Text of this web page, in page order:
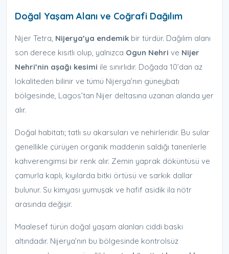
Doğal Yaşam Alanı ve Coğrafi Dağılım
Nijer Tetra, Nijerya’ya endemik bir türdür. Dağılım alanı
son derece kısıtlı olup, yalnızca Ogun Nehri ve Nijer
Nehri’nin aşağı kesimi ile sınırlıdır. Doğada 10’dan az
lokaliteden bilinir ve tümü Nijerya’nın güneybatı
bölgesinde, Lagos’tan Nijer deltasına uzanan alanda yer
alır.
Doğal habitatı; tatlı su akarsuları ve nehirleridir. Bu sular
genellikle çürüyen organik maddenin saldığı tanenlerle
kahverengimsi bir renk alır. Zemin yaprak döküntüsü ve
çamurla kaplı, kıyılarda bitki örtüsü ve sarkık dallar
bulunur. Su kimyası yumuşak ve hafif asidik ila nötr
arasında değişir.
Maalesef türün doğal yaşam alanları ciddi baskı
altındadır. Nijerya’nın bu bölgesinde kontrolsüz